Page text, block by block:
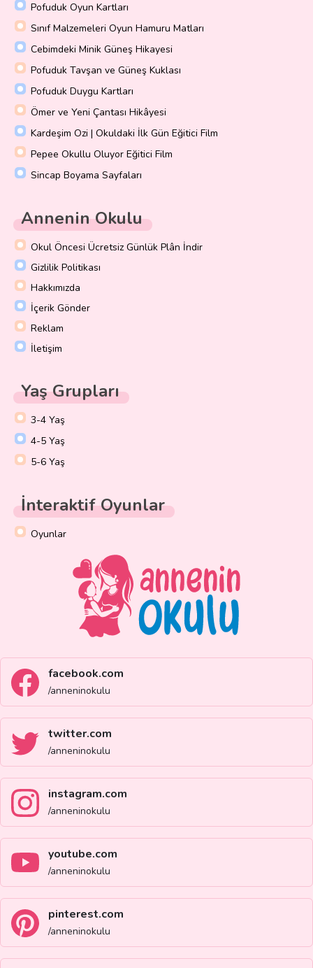
Pofuduk Oyun Kartları
Sınıf Malzemeleri Oyun Hamuru Matları
Cebimdeki Minik Güneş Hikayesi
Pofuduk Tavşan ve Güneş Kuklası
Pofuduk Duygu Kartları
Ömer ve Yeni Çantası Hikâyesi
Kardeşim Ozi | Okuldaki İlk Gün Eğitici Film
Pepee Okullu Oluyor Eğitici Film
Sincap Boyama Sayfaları
Annenin Okulu
Okul Öncesi Ücretsiz Günlük Plân İndir
Gizlilik Politikası
Hakkımızda
İçerik Gönder
Reklam
İletişim
Yaş Grupları
3-4 Yaş
4-5 Yaş
5-6 Yaş
İnteraktif Oyunlar
Oyunlar
facebook.com
/anneninokulu
twitter.com
/anneninokulu
instagram.com
/anneninokulu
youtube.com
/anneninokulu
pinterest.com
/anneninokulu